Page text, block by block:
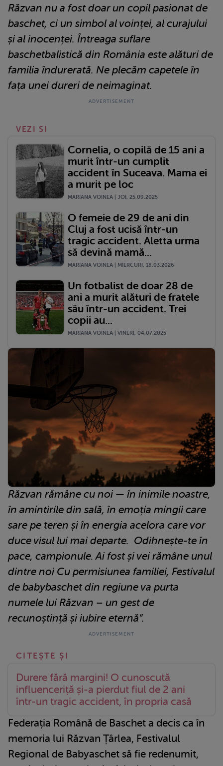
Răzvan nu a fost doar un copil pasionat de
baschet, ci un simbol al voinței, al curajului
și al inocenței. Întreaga suflare
baschetbalistică din România este alături de
familia îndurerată. Ne plecăm capetele în
fața unei dureri de neimaginat.
VEZI SI
Cornelia, o copilă de 15 ani a
murit într-un cumplit
accident în Suceava. Mama ei
a murit pe loc
MARIANA VOINEA | JOI, 25.09.2025
O femeie de 29 de ani din
Cluj a fost ucisă într-un
tragic accident. Aletta urma
să devină mamă...
MARIANA VOINEA | MIERCURI, 18.03.2026
Un fotbalist de doar 28 de
ani a murit alături de fratele
său într-un accident. Trei
copii au...
MARIANA VOINEA | VINERI, 04.07.2025
Răzvan rămâne cu noi — în inimile noastre,
în amintirile din sală, în emoția mingii care
sare pe teren și în energia acelora care vor
duce visul lui mai departe. Odihnește-te în
pace, campionule. Ai fost și vei rămâne unul
dintre noi Cu permisiunea familiei, Festivalul
de babybaschet din regiune va purta
numele lui Răzvan – un gest de
recunoștință și iubire eternă”.
Durere fără margini! O cunoscută
influenceriță și-a pierdut fiul de 2 ani
într-un tragic accident, în propria casă
Federația Română de Baschet a decis ca în
memoria lui Răzvan Țârlea, Festivalul
Regional de Babyaschet să fie redenumit,